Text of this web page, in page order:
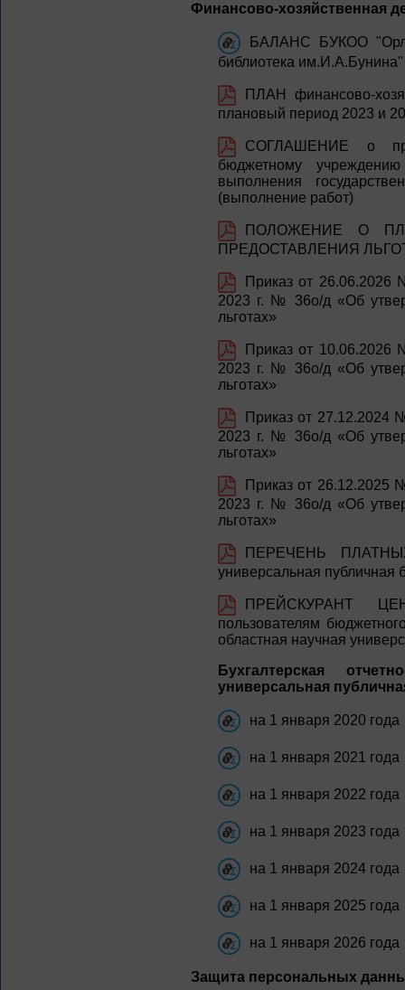
Финансово-хозяйственная
БАЛАНС БУКОО
библиотека
ПЛАН финансово-
плановый период 2023 и
СОГЛАШЕНИЕ о
бюджетному
выполнения
(выполнение работ)
ПОЛОЖЕНИЕ О
ПРЕДОСТАВЛЕНИЯ
Приказ от
2023 г. № 36о/д «Об
льготах»
Приказ от
2023 г. № 36о/д «Об
льготах»
Приказ от 27.12.2024
2023 г. № 36о/д «Об
льготах»
Приказ от 26.12.2025
2023 г. № 36о/д «Об
льготах»
ПЕРЕЧЕНЬ
универсальная публичная
ПРЕЙСКУРАНТ
пользователям
областная научная
Бухгалтерская
универсальная
на 1 января 2020 года
на 1 января 2021 года
на 1 января 2022 года
на 1 января 2023 года
на 1 января 2024 года
на 1 января 2025 года
на 1 января 2026 года
Защита персональных